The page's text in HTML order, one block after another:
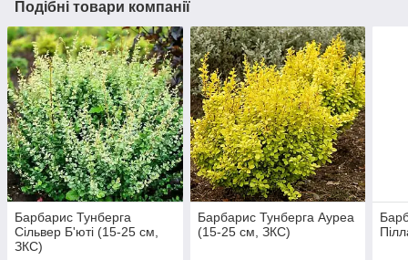
Подібні товари компанії
Барбарис Тунберга
Сільвер Б'юті (15-25 см,
ЗКС)
Барбарис Тунберга Ауреа
(15-25 см, ЗКС)